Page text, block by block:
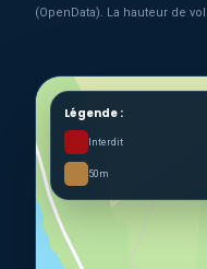
(OpenData). La hauteur de
Légende :
Interdit
50m